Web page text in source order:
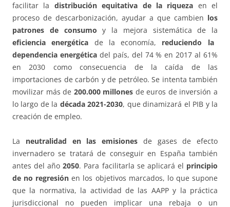
facilitar la distribución equitativa de la riqueza en el
proceso de descarbonización, ayudar a que cambien los
patrones de consumo y la mejora sistemática de la
eficiencia energética de la economía, reduciendo la
dependencia energéticadel país, del 74 % en 2017 al 61%
en 2030 como consecuencia de la caída de las
importaciones de carbón y de petróleo. Se intenta también
movilizar más de 200.000 millones de euros de inversión a
lo largo de la década 2021-2030, que dinamizará el PIB y la
creación de empleo.
La neutralidad en las emisiones de gases de efecto
invernadero se tratará de conseguir en España también
antes del año2050. Para facilitarla se aplicará el principio
de no regresión en los objetivos marcados, lo que supone
que la normativa, la actividad de las AAPP y la práctica
jurisdiccional no pueden implicar una rebaja o un